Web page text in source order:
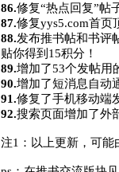
86.修复“热点回复”帖
87.修复yys5.com首页
88.发布推书帖和书评
贴你得到15积分！
89.增加了53个发帖用
90.增加了短消息自动
91.修复了手机移动端
92.搜索页面增加了外
注1：以上更新，可能